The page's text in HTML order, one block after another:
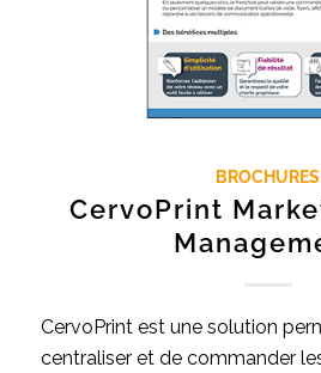
BROCHURES
CervoPrint
CervoPrint est une solution
centraliser et de commander